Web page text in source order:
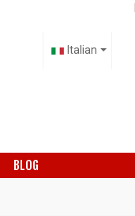
Italian
BLOG